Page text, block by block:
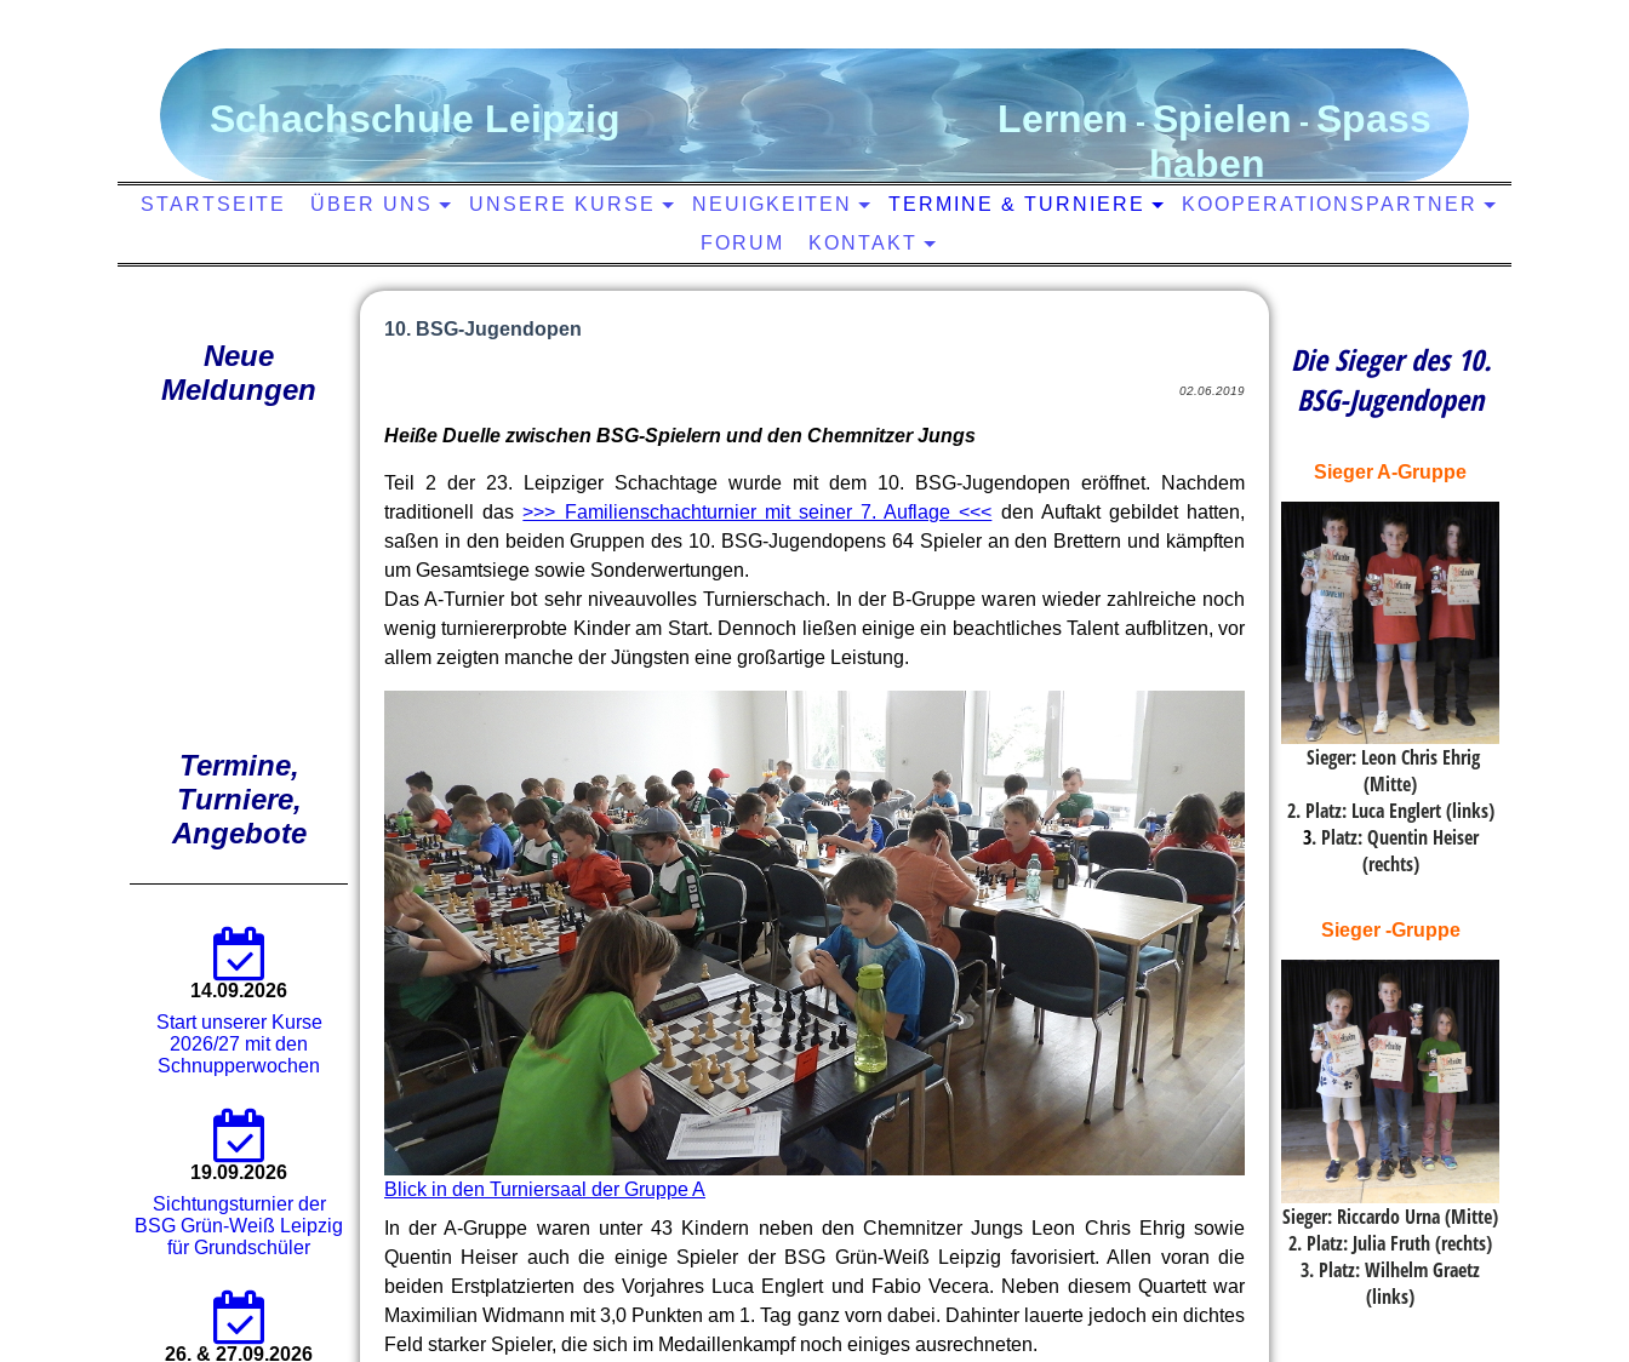
Schachschule Leipzig Lernen - Spielen - Spass
haben
STARTSEITE ÜBER UNS UNSERE KURSE NEUIGKEITEN TERMINE & TURNIERE
KOOPERATIONSPARTNER
FORUM
KONTAKT
10. BSG-Jugendopen
02.06.2019
Heiße Duelle zwischen BSG-Spielern und den Chemnitzer Jungs
Teil 2 der 23. Leipziger Schachtage wurde mit dem 10. BSG-Jugendopen eröffnet. Nachdem
traditionell das>>> Familienschachturnier mit seiner 7. Auflage <<< den Auftakt gebildet hatten,
saßen in den beiden Gruppen des 10. BSG-Jugendopens 64 Spieler an den Brettern und kämpften
um Gesamtsiege sowie Sonderwertungen.
Das A-Turnier bot sehr niveauvolles Turnierschach. In der B-Gruppe waren wieder zahlreiche noch
wenig turniererprobte Kinder am Start. Dennoch ließen einige ein beachtliches Talent aufblitzen, vor
allem zeigten manche der Jüngsten eine großartige Leistung.
Blick in den Turniersaal der Gruppe A
In der A-Gruppe waren unter 43 Kindern neben den Chemnitzer Jungs Leon Chris Ehrig sowie
Quentin Heiser auch die einige Spieler der BSG Grün-Weiß Leipzig favorisiert. Allen voran die
beiden Erstplatzierten des Vorjahres Luca Englert und Fabio Vecera. Neben diesem Quartett war
Maximilian Widmann mit 3,0 Punkten am 1. Tag ganz vorn dabei. Dahinter lauerte jedoch ein dichtes
Feld starker Spieler, die sich im Medaillenkampf noch einiges ausrechneten.
Neue
Meldungen
Termine,
Turniere,
Angebote
14.09.2026
Start unserer Kurse
2026/27 mit den
Schnupperwochen
19.09.2026
Sichtungsturnier der
BSG Grün-Weiß Leipzig
für Grundschüler
26. & 27.09.2026
Die Sieger des 10.
BSG-Jugendopen
Sieger A-Gruppe
Sieger: Leon Chris Ehrig
(Mitte)
2. Platz: Luca Englert (links)
3. Platz: Quentin Heiser
(rechts)
Sieger -Gruppe
Sieger: Riccardo Urna (Mitte)
2. Platz: Julia Fruth (rechts)
3. Platz: Wilhelm Graetz
(links)